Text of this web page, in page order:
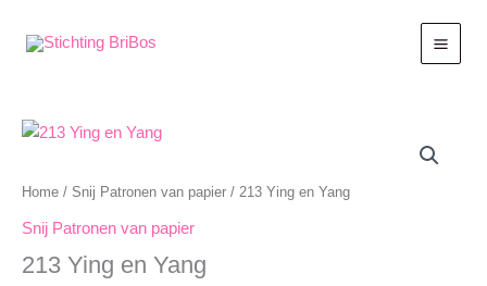
naar
Home / Snij Patronen van papier / 213 Ying en Yang
Snij Patronen van papier
213 Ying en Yang